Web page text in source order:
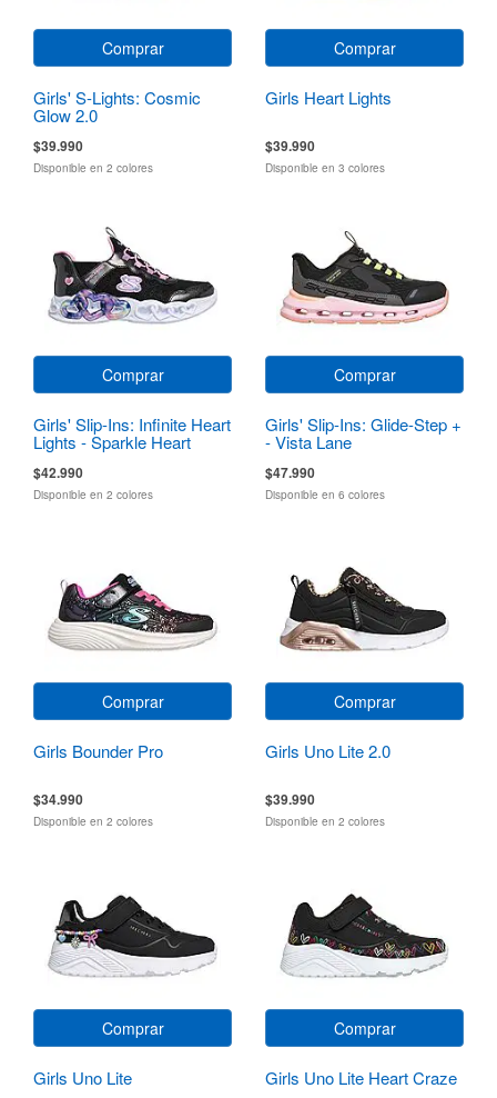
Comprar
Girls' S-Lights: Cosmic
Glow 2.0
$39.990
Disponible en 2 colores
Comprar
Girls Heart Lights
$39.990
Disponible en 3 colores
Comprar
Girls' Slip-Ins: Infinite Heart
Lights - Sparkle Heart
$42.990
Disponible en 2 colores
Comprar
Girls' Slip-Ins: Glide-Step +
- Vista Lane
$47.990
Disponible en 6 colores
Comprar
Girls Bounder Pro
$34.990
Disponible en 2 colores
Comprar
Girls Uno Lite 2.0
$39.990
Disponible en 2 colores
Comprar
Girls Uno Lite
Comprar
Girls Uno Lite Heart Craze